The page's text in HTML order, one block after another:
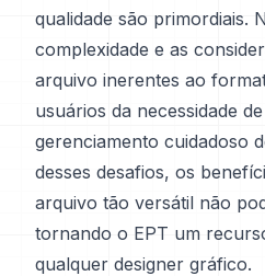
qualidade são primordiais.
complexidade e as
arquivo inerentes ao
usuários da necessidade
gerenciamento cuidadoso
desses desafios, os
arquivo tão versátil não
tornando o EPT um
qualquer designer gráfico.